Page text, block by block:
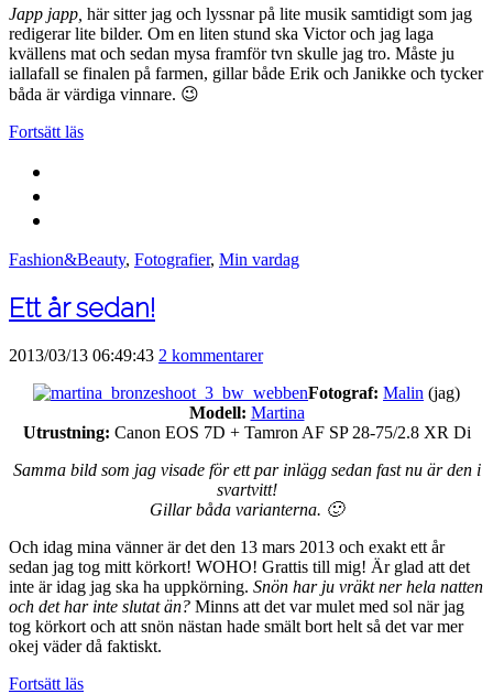
Japp japp, här sitter jag och lyssnar på lite musik samtidigt som jag
redigerar lite bilder. Om en liten stund ska Victor och jag laga
kvällens mat och sedan mysa framför tvn skulle jag tro. Måste ju
iallafall se finalen på farmen, gillar både Erik och Janikke och tycker
båda är värdiga vinnare. 😉
Fortsätt läs
Fashion&Beauty, Fotografier, Min vardag
Ett år sedan!
2013/03/13 06:49:43 2 kommentarer
Fotograf: Malin (jag)
Modell: Martina
Utrustning: Canon EOS 7D + Tamron AF SP 28-75/2.8 XR Di
Samma bild som jag visade för ett par inlägg sedan fast nu är den i
svartvitt!
Gillar båda varianterna. 🙂
Och idag mina vänner är det den 13 mars 2013 och exakt ett år
sedan jag tog mitt körkort! WOHO! Grattis till mig! Är glad att det
inte är idag jag ska ha uppkörning. Snön har ju vräkt ner hela natten
och det har inte slutat än? Minns att det var mulet med sol när jag
tog körkort och att snön nästan hade smält bort helt så det var mer
okej väder då faktiskt.
Fortsätt läs